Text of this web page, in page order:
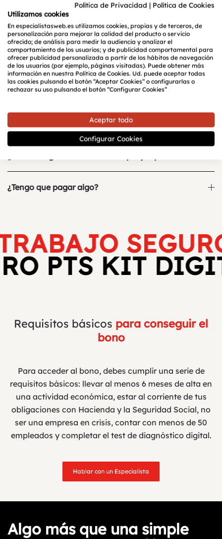
Preguntasfrecuentes
¿Quiénes pueden recibir esta ayuda?
¿Los que ya hayan usado los 2000€ pueden pedir la
ampliación de 1000€?
¿Cómo pido la ampliación del bono Kit Digital?
¿Tengo que pagar algo?
KIT
Requisitos básicos para conseguir el
bono
Para acceder al bono, debes cumplir una serie de
requisitos básicos: llevar al menos 6 meses de alta en
una actividad económica, estar al corriente de tus
obligaciones con Hacienda y la Seguridad Social, no
ser una empresa en crisis, contar con menos de 50
empleados y completar el test de diagnóstico digital.
Hablar con un Especialista
Algo más que una simple
Política de Privacidad | Política de Cookies
Utilizamos cookies
En especialistasweb.es utilizamos cookies, propias y de terceros, de
personalización para mejorar la calidad del producto o servicio
ofrecido; de análisis para medir la audiencia y analizar el
comportamiento de los usuarios; y de publicidad comportamental para
ofrecer publicidad personalizada a partir de los hábitos de navegación
de los usuarios (por ejemplo, páginas visitadas). Puede obtener más
información en nuestra Política de Cookies. Ud. puede aceptar todas
las cookies pulsando el botón “Aceptar Cookies” o configurarlas o
rechazar su uso pulsando el botón “Configurar Cookies”
Aceptar todo
Configurar Cookies